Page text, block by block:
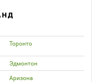
Торонто
Эдмонтон
Аризона